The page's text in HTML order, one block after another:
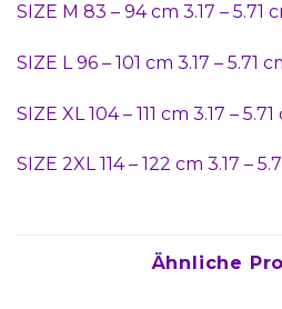
SIZE M 83 – 94 cm 3.17 – 5.71
SIZE L 96 – 101 cm 3.17 – 5.71
SIZE XL 104 – 111 cm 3.17 –
SIZE 2XL 114 – 122 cm 3.17 –
Ähnliche